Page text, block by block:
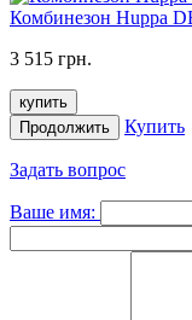
Комбинезон Huppa
3 515 грн.
купить
Продолжить
Купить
Задать вопрос
Ваше имя: